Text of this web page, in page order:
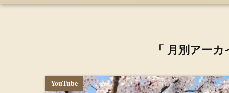
「 月別アー
YouTube